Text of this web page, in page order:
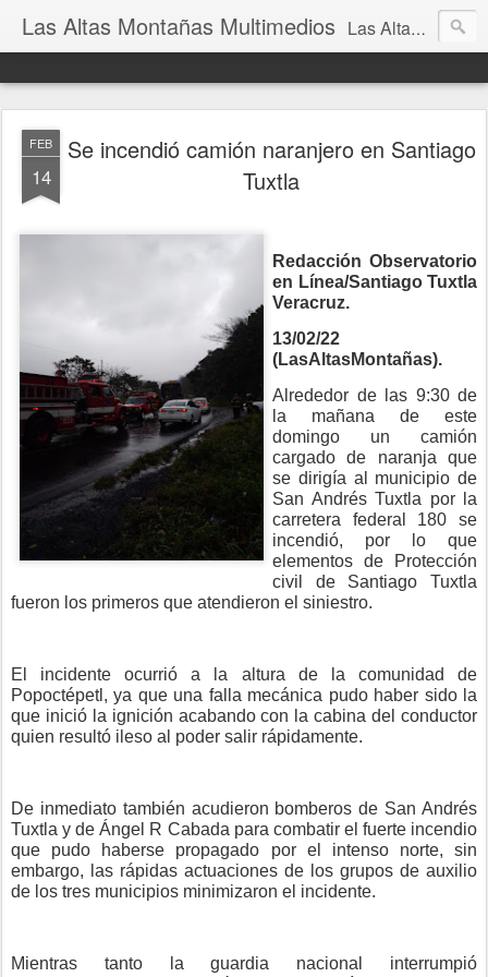
Las Altas Montañas Multimedios Las Altas Montañas Multimedios
FEB
14
Se incendió camión naranjero en Santiago
Tuxtla
Redacción Observatorio
en Línea/Santiago Tuxtla
Veracruz.
13/02/22
(LasAltasMontañas).
Alrededor de las 9:30 de
la mañana de este
domingo un camión
cargado de naranja que
se dirigía al municipio de
San Andrés Tuxtla por la
carretera federal 180 se
incendió, por lo que
elementos de Protección
civil de Santiago Tuxtla
fueron los primeros que atendieron el siniestro.
El incidente ocurrió a la altura de la comunidad de
Popoctépetl, ya que una falla mecánica pudo haber sido la
que inició la ignición acabando con la cabina del conductor
quien resultó ileso al poder salir rápidamente.
De inmediato también acudieron bomberos de San Andrés
Tuxtla y de Ángel R Cabada para combatir el fuerte incendio
que pudo haberse propagado por el intenso norte, sin
embargo, las rápidas actuaciones de los grupos de auxilio
de los tres municipios minimizaron el incidente.
Mientras tanto la guardia nacional interrumpió